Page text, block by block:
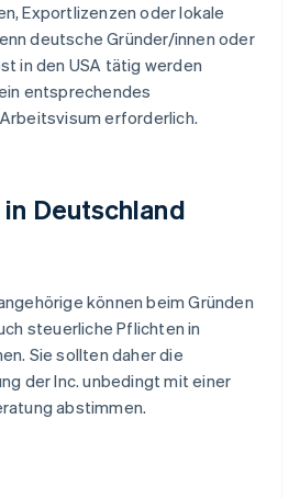
Exportlizenzen oder lokale
deutsche Gründer/innen oder
in den USA tätig werden
entsprechendes
erforderlich.
Deutschland
können beim Gründen
steuerliche Pflichten in
Sie sollten daher die
der Inc. unbedingt mit einer
abstimmen.